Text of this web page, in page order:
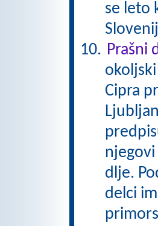
se leto
Prašni
Cipra
dlje.
delci